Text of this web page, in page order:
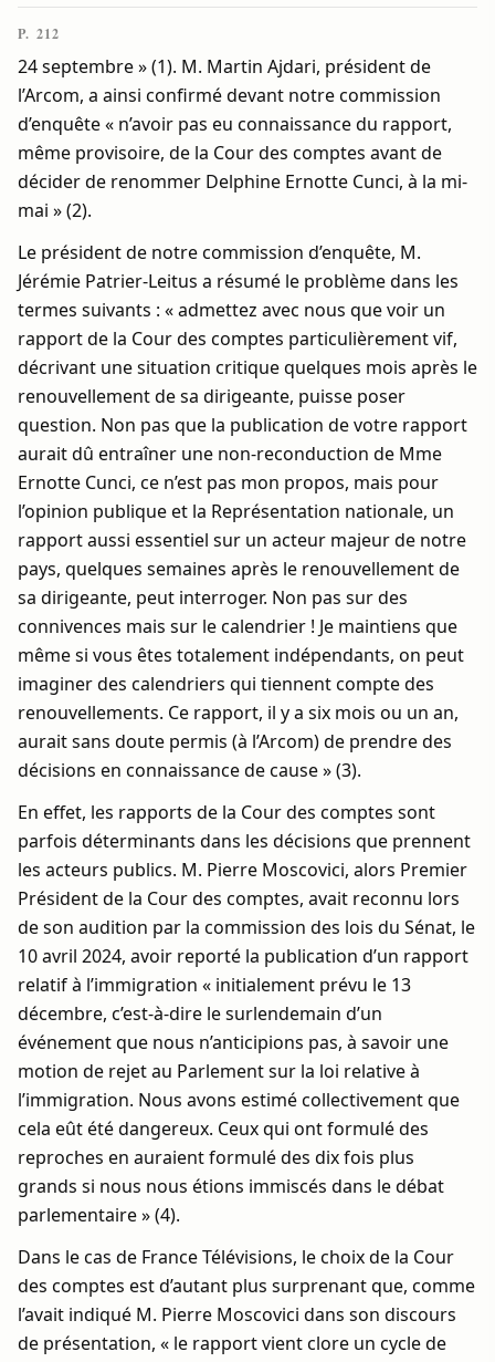
P. 212
24 septembre » (1). M. Martin Ajdari, président de
l’Arcom, a ainsi confirmé devant notre commission
d’enquête « n’avoir pas eu connaissance du rapport,
même provisoire, de la Cour des comptes avant de
décider de renommer Delphine Ernotte Cunci, à la mi-
mai » (2).
Le président de notre commission d’enquête, M.
Jérémie Patrier-Leitus a résumé le problème dans les
termes suivants : « admettez avec nous que voir un
rapport de la Cour des comptes particulièrement vif,
décrivant une situation critique quelques mois après le
renouvellement de sa dirigeante, puisse poser
question. Non pas que la publication de votre rapport
aurait dû entraîner une non-reconduction de Mme
Ernotte Cunci, ce n’est pas mon propos, mais pour
l’opinion publique et la Représentation nationale, un
rapport aussi essentiel sur un acteur majeur de notre
pays, quelques semaines après le renouvellement de
sa dirigeante, peut interroger. Non pas sur des
connivences mais sur le calendrier ! Je maintiens que
même si vous êtes totalement indépendants, on peut
imaginer des calendriers qui tiennent compte des
renouvellements. Ce rapport, il y a six mois ou un an,
aurait sans doute permis (à l’Arcom) de prendre des
décisions en connaissance de cause » (3).
En effet, les rapports de la Cour des comptes sont
parfois déterminants dans les décisions que prennent
les acteurs publics. M. Pierre Moscovici, alors Premier
Président de la Cour des comptes, avait reconnu lors
de son audition par la commission des lois du Sénat, le
10 avril 2024, avoir reporté la publication d’un rapport
relatif à l’immigration « initialement prévu le 13
décembre, c’est-à-dire le surlendemain d’un
événement que nous n’anticipions pas, à savoir une
motion de rejet au Parlement sur la loi relative à
l’immigration. Nous avons estimé collectivement que
cela eût été dangereux. Ceux qui ont formulé des
reproches en auraient formulé des dix fois plus
grands si nous nous étions immiscés dans le débat
parlementaire » (4).
Dans le cas de France Télévisions, le choix de la Cour
des comptes est d’autant plus surprenant que, comme
l’avait indiqué M. Pierre Moscovici dans son discours
de présentation, « le rapport vient clore un cycle de